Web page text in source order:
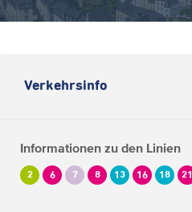
Verkehrsinfo
Informationen zu den Linien
2 6 7 8 13 16 18 21